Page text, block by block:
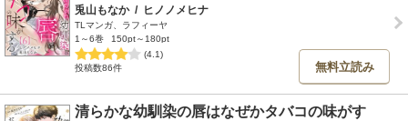
兎山もなか / ヒノノメヒナ
TLマンガ、ラフィーヤ
1～6巻
150pt～180pt
(4.1)
投稿数86件
無料立読み
清らかな幼馴染の唇はなぜかタバコの味がす